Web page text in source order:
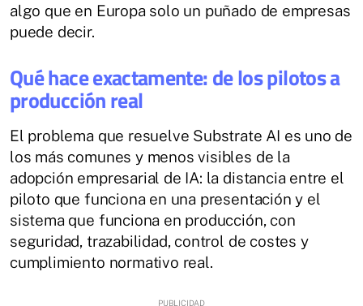
algo que en Europa solo un puñado de empresas
puede decir.
Qué hace exactamente: de los pilotos a
producción real
El problema que resuelve Substrate AI es uno de
los más comunes y menos visibles de la
adopción empresarial de IA: la distancia entre el
piloto que funciona en una presentación y el
sistema que funciona en producción, con
seguridad, trazabilidad, control de costes y
cumplimiento normativo real.